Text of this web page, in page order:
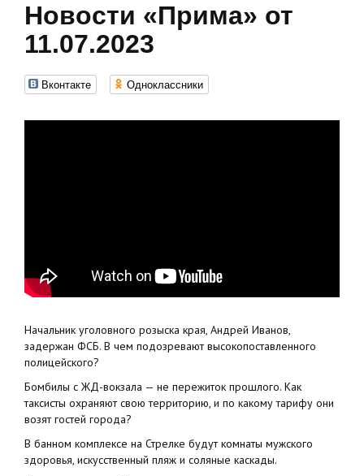
Новости «Прима» от
11.07.2023
Вконтакте Одноклассники
Начальник уголовного розыска края, Андрей Иванов,
задержан ФСБ. В чем подозревают высокопоставленного
полицейского?
Бомбилы с ЖД-вокзала — не пережиток прошлого. Как
таксисты охраняют свою территорию, и по какому тарифу они
возят гостей города?
В банном комплексе на Стрелке будут комнаты мужского
здоровья, искусственный пляж и соляные каскады.